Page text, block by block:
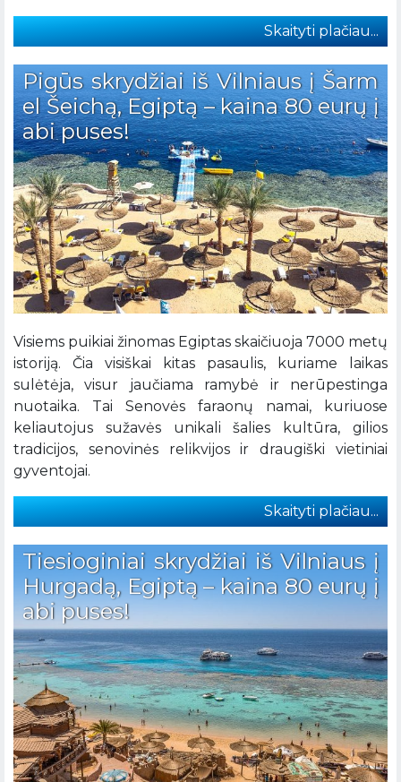
Skaityti plačiau...
Pigūs skrydžiai iš Vilniaus į Šarm
el Šeichą, Egiptą – kaina 80 eurų į
abi puses!
Visiems puikiai žinomas Egiptas skaičiuoja 7000 metų
istoriją. Čia visiškai kitas pasaulis, kuriame laikas
sulėtėja, visur jaučiama ramybė ir nerūpestinga
nuotaika. Tai Senovės faraonų namai, kuriuose
keliautojus sužavės unikali šalies kultūra, gilios
tradicijos, senovinės relikvijos ir draugiški vietiniai
gyventojai.
Skaityti plačiau...
Tiesioginiai skrydžiai iš Vilniaus į
Hurgadą, Egiptą – kaina 80 eurų į
abi puses!